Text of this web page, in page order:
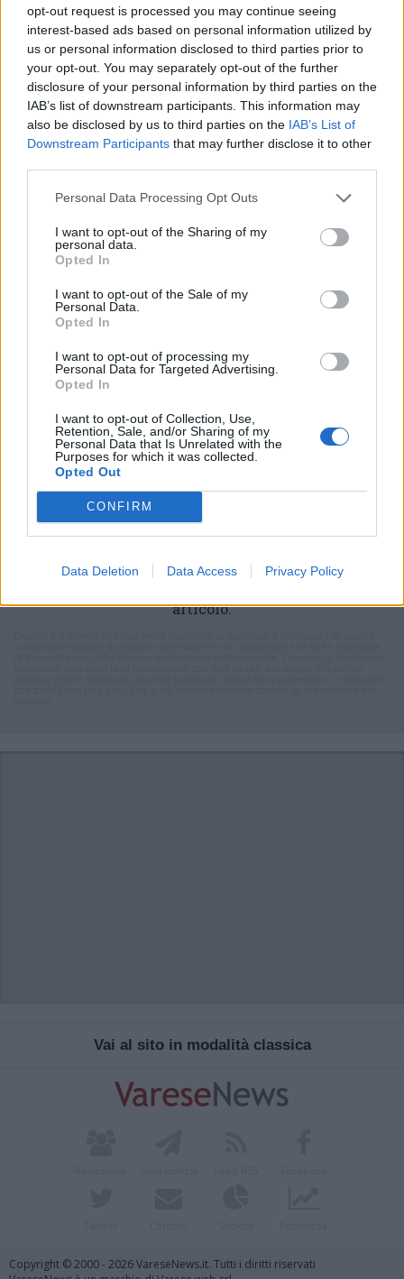
opt-out request is processed you may continue seeing
interest-based ads based on personal information utilized by
us or personal information disclosed to third parties prior to
your opt-out. You may separately opt-out of the further
disclosure of your personal information by third parties on the
IAB’s list of downstream participants. This information may
also be disclosed by us to third parties on the IAB’s List of
Downstream Participants that may further disclose it to other
Personal Data Processing Opt Outs
I want to opt-out of the Sharing of my
personal data.
Opted In
I want to opt-out of the Sale of my
Personal Data.
Opted In
I want to opt-out of processing my
Personal Data for Targeted Advertising.
Opted In
I want to opt-out of Collection, Use,
Retention, Sale, and/or Sharing of my
Personal Data that Is Unrelated with the
Purposes for which it was collected.
Opted Out
CONFIRM
Data Deletion Data Access Privacy Policy
nell’ambito delle iniziative per celebrare il
decimo anniversario dell’associazione.
1 di 6
TAG Arcadia Fly Team fagnano olona
Leggi l'articolo:
A Fagnano il volo in mongolfiera con l’Arcadia Fly Team
Commenti
articolo.
Vai al sito in modalità classica
Copyright © 2000 - 2026 VareseNews.it. Tutti i diritti riservati